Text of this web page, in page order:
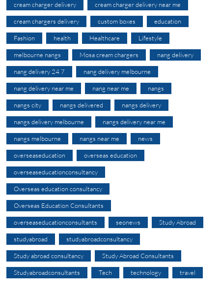
cream charger delivery cream charger delivery near me
cream chargers delivery custom boxes education
Fashion health Healthcare Lifestyle
melbourne nangs Mosa cream chargers nang delivery
nang delivery 24 7 nang delivery melbourne
nang delivery near me nang near me nangs
nangs city nangs delivered nangs delivery
nangs delivery melbourne nangs delivery near me
nangs melbourne nangs near me news
overseaseducation overseas education
overseaseducationconsultancy
Overseas education consultancy
Overseas Education Consultants
overseaseducationconsultants seonews Study Abroad
studyabroad studyabroadconsultancy
Study abroad consultancy Study Abroad Consultants
Studyabroadconsultants Tech technology travel